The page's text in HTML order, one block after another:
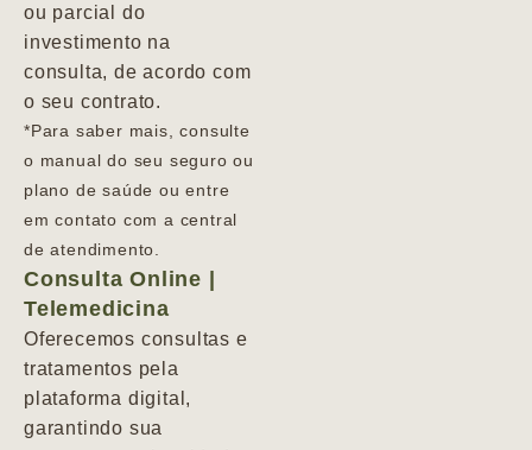
ou parcial do
investimento na
consulta, de acordo com
o seu contrato.
*Para saber mais, consulte
o manual do seu seguro ou
plano de saúde ou entre
em contato com a central
de atendimento.
Consulta Online |
Telemedicina
Oferecemos consultas e
tratamentos pela
plataforma digital,
garantindo sua